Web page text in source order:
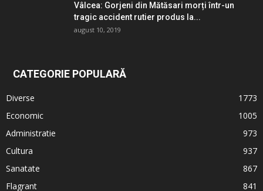
Vâlcea: Gorjeni din Mătăsari morți într-un
tragic accident rutier produs la...
august 10, 2019
CATEGORIE POPULARĂ
Diverse
1773
Economic
1005
Administratie
973
Cultura
937
Sanatate
867
Flagrant
841